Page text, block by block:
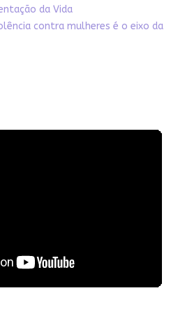
da Vida
contra mulheres é o eixo da